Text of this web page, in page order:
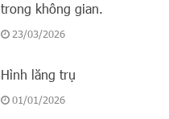
trong không gian.
23/03/2026
Hình lăng trụ
01/01/2026